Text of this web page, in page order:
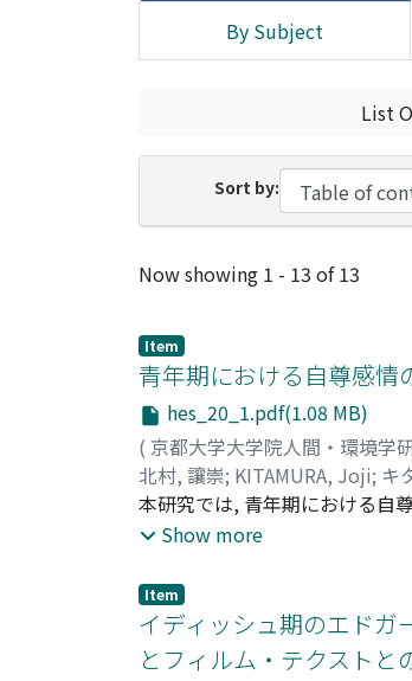
By Subject
List
Sort by:
Recent
Now showing 1 - 13 of 13
Item
青年期における自尊感情
hes_20_1.pdf(1.08 MB)
( 京都大学大学院人間・環境学
北村, 讓崇; KITAMURA, Joji; キ
本研究では, 青年期における自
名の大学生を対象に質問紙調
を調べた(調査2). その結果, 自
自分の弱さを隠そうと演技を
あった.
Show more
Item
イディッシュ期のエドガ
とフィルム・テクストと